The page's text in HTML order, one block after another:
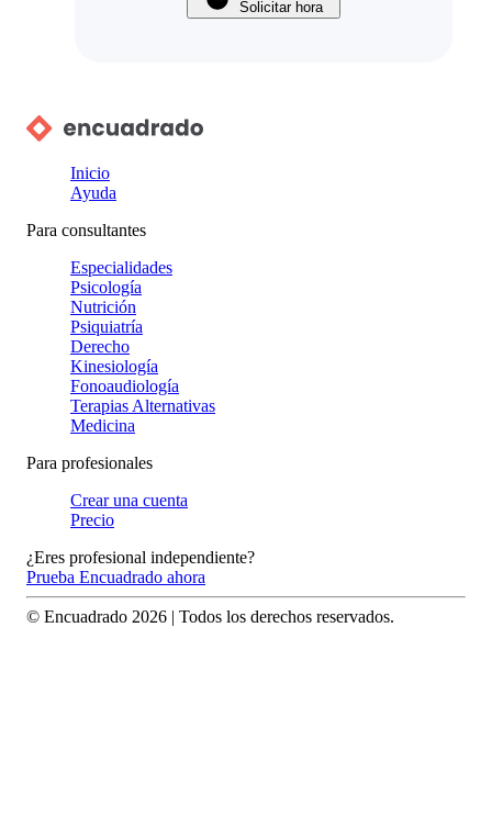
Solicitar hora
Inicio
Ayuda
Para consultantes
Especialidades
Psicología
Nutrición
Psiquiatría
Derecho
Kinesiología
Fonoaudiología
Terapias Alternativas
Medicina
Para profesionales
Crear una cuenta
Precio
¿Eres profesional independiente?
Prueba Encuadrado ahora
© Encuadrado 2026 | Todos los derechos reservados.